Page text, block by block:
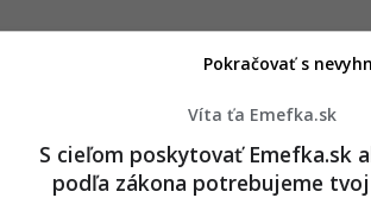
Víta ťa Emefka.sk
S cieľom poskytovať Emefka.sk
podľa zákona potrebujeme tvoj
Pokračovať s